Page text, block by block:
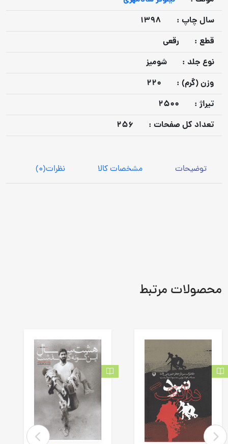
سال چاپ :
1398
قطع :
رقعی
نوع جلد :
شومیز
وزن (گرم) :
220
تيراژ :
2500
تعداد كل صفحات :
256
توضیحات مشخصات کالا نظرات(0)
محصولات مرتبط